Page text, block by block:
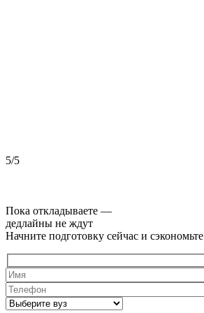
5/5
Пока откладываете —
дедлайны не ждут
Начните подготовку сейчас и сэкономьте